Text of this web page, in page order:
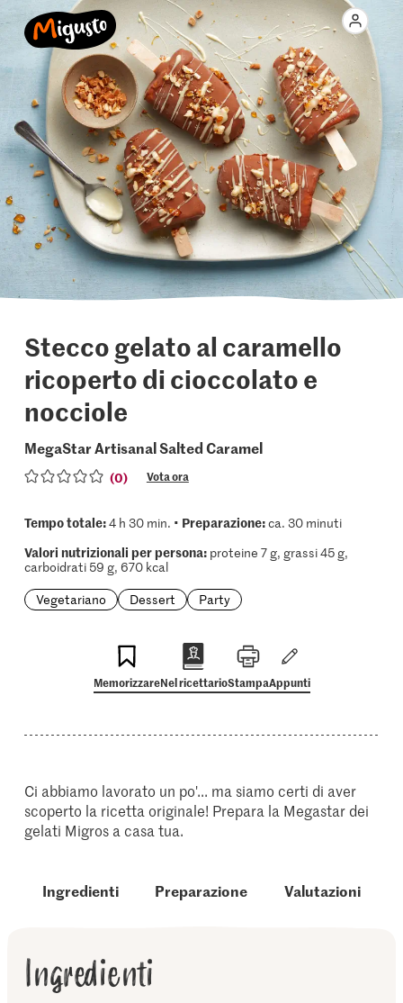
Stecco gelato al caramello
ricoperto di cioccolato e
nocciole
MegaStar Artisanal Salted Caramel
(0) Vota ora
Tempo totale:4 h 30 min. • Preparazione:ca. 30 minuti
Valori nutrizionali per persona:proteine 7 g, grassi 45 g,
carboidrati 59 g, 670 kcal
Vegetariano
Dessert Party
MemorizzareNel ricettarioStampaAppunti
Ci abbiamo lavorato un po'... ma siamo certi di aver
scoperto la ricetta originale! Prepara la Megastar dei
gelati Migros a casa tua.
Ingredienti Preparazione Valutazioni
Ingredienti